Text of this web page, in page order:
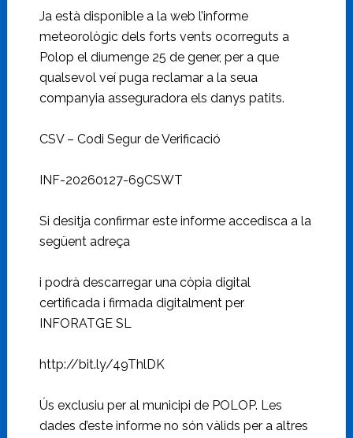
Ja està disponible a la web l’informe
meteorològic dels forts vents ocorreguts a
Polop el diumenge 25 de gener, per a que
qualsevol veí puga reclamar a la seua
companyia asseguradora els danys patits.
CSV – Codi Segur de Verificació
INF-20260127-69CSWT
Si desitja confirmar este informe accedisca a la
següent adreça
i podrà descarregar una còpia digital
certificada i firmada digitalment per
INFORATGE SL
http://bit.ly/49ThlDK
Ús exclusiu per al municipi de POLOP. Les
dades d’este informe no són vàlids per a altres